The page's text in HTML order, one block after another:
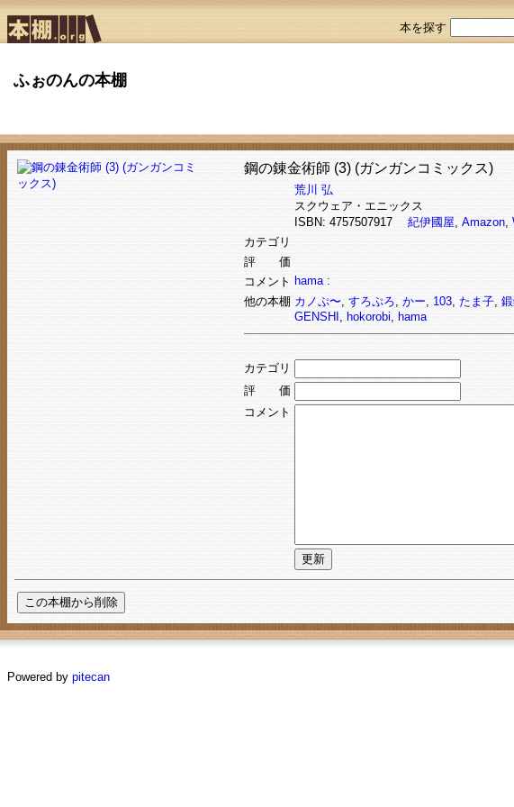
本を探す
ふぉのんの本棚
鋼の錬金術師 (3) (ガンガンコミックス)
荒川 弘
スクウェア・エニックス
ISBN: 4757507917 紀伊國屋, Amazon,
カテゴリ
評 価
コメント hama :
他の本棚 カノぷ〜, すろぷろ, かー, 103, たま子,
GENSHI , hokorobi, hama
カテゴリ
評 価
コメント
Powered by pitecan